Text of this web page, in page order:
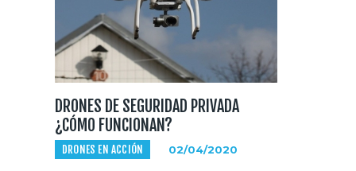
DRONES DE SEGURIDAD PRIVADA
¿CÓMO FUNCIONAN?
DRONES EN ACCIÓN 02/04/2020